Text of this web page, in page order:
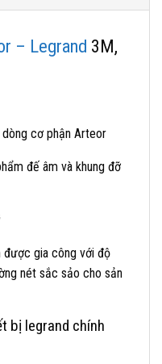
– Legrand 3M,
cơ phận Arteor
đế âm và khung đỡ
được gia công với độ
nét sắc sảo cho sản
bị legrand chính